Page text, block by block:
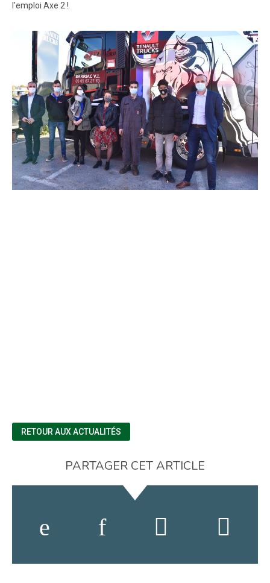
l'emploi Axe 2 !
RETOUR AUX ACTUALITÉS
PARTAGER CET ARTICLE